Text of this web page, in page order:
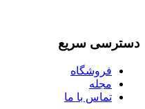
دسترسی سریع
فروشگاه
مجله
تماس با ما